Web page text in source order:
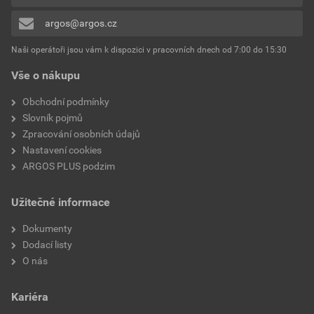
Přidávat hodnocení může pouze přihlášený uživatel.
Vše o nákupu
Obchodní podmínky
Slovník pojmů
Zpracování osobních údajů
Nastavení cookies
ARGOS PLUS podzim
Užitečné informace
Dokumenty
Dodací listy
O nás
Kariéra
argos@argos.cz
Naši operátoři jsou vám k dispozici v pracovních dnech od 7:00 do 15:30